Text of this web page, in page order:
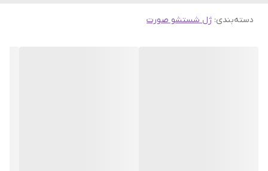
دسته‌بندی: ژل شستشو صورت